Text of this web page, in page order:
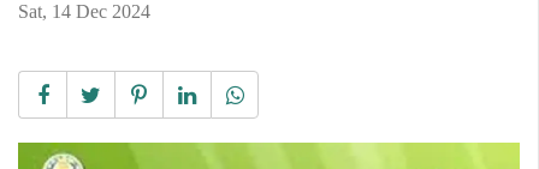
Sat, 14 Dec 2024